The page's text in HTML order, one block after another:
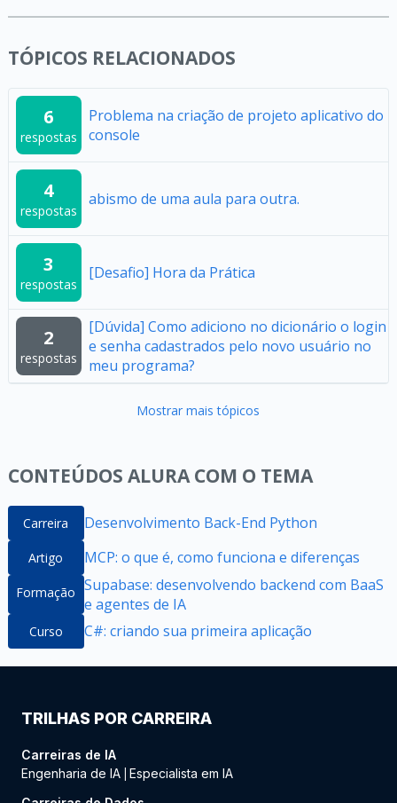
TÓPICOS RELACIONADOS
6
respostas
Problema na criação de projeto aplicativo do
console
4
respostas
abismo de uma aula para outra.
3
respostas
[Desafio] Hora da Prática
2
respostas
[Dúvida] Como adiciono no dicionário o login
e senha cadastrados pelo novo usuário no
meu programa?
Mostrar mais tópicos
CONTEÚDOS ALURA COM O TEMA
Carreira Desenvolvimento Back-End Python
Artigo MCP: o que é, como funciona e diferenças
Formação Supabase: desenvolvendo backend com BaaS
e agentes de IA
Curso C#: criando sua primeira aplicação
TRILHAS POR CARREIRA
Carreiras de IA
Engenharia de IA Especialista em IA